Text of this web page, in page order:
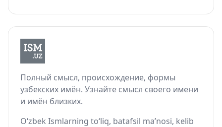
Полный смысл, происхождение, формы
узбекских имён. Узнайте смысл своего имени
и имён близких.
O‘zbek Ismlarning to‘liq, batafsil ma’nosi, kelib